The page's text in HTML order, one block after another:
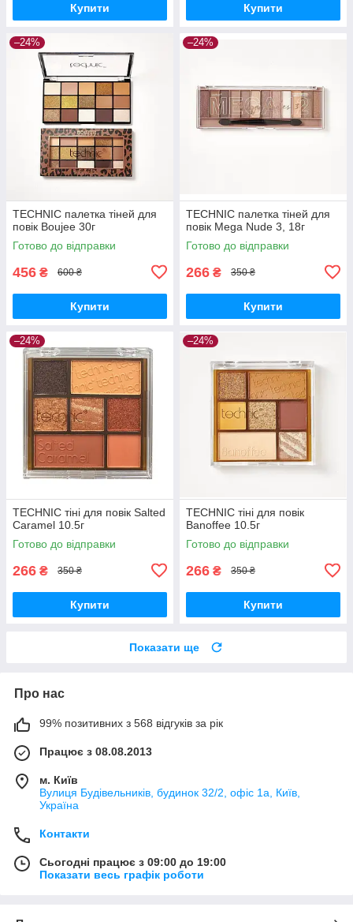
Купити Купити
–24%
TECHNIC палетка тіней для
повік Boujee 30г
Готово до відправки
456 ₴ 600 ₴
Купити
–24%
TECHNIC палетка тіней для
повік Mega Nude 3, 18г
Готово до відправки
266 ₴ 350 ₴
Купити
–24%
TECHNIC тіні для повік Salted
Caramel 10.5г
Готово до відправки
266 ₴ 350 ₴
Купити
–24%
TECHNIC тіні для повік
Banoffee 10.5г
Готово до відправки
266 ₴ 350 ₴
Купити
Показати ще
Про нас
99% позитивних з 568 відгуків за рік
Працює з 08.08.2013
м. Київ
Вулиця Будівельників, будинок 32/2, офіс 1а, Київ,
Україна
Контакти
Сьогодні працює з 09:00 до 19:00
Показати весь графік роботи